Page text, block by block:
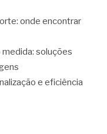
onde encontrar
medida: soluções
e eficiência